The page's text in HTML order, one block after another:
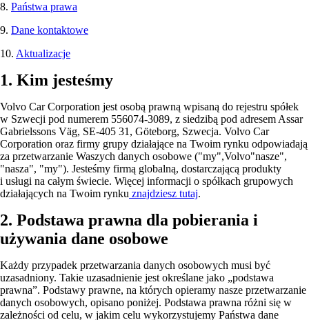
8. Państwa prawa
9. Dane kontaktowe
10. Aktualizacje
1. Kim jesteśmy
Volvo Car Corporation jest osobą prawną wpisaną do rejestru spółek
w Szwecji pod numerem 556074-3089, z siedzibą pod adresem Assar
Gabrielssons Väg, SE-405 31, Göteborg, Szwecja. Volvo Car
Corporation oraz firmy grupy działające na Twoim rynku odpowiadają
za przetwarzanie Waszych danych osobowe ("my",Volvo"nasze",
"nasza", "my"). Jesteśmy firmą globalną, dostarczającą produkty
i usługi na całym świecie. Więcej informacji o spółkach grupowych
działających na Twoim rynku znajdziesz tutaj.
2. Podstawa prawna dla pobierania i
używania dane osobowe
Każdy przypadek przetwarzania danych osobowych musi być
uzasadniony. Takie uzasadnienie jest określane jako „podstawa
prawna”. Podstawy prawne, na których opieramy nasze przetwarzanie
danych osobowych, opisano poniżej. Podstawa prawna różni się w
zależności od celu, w jakim celu wykorzystujemy Państwa dane